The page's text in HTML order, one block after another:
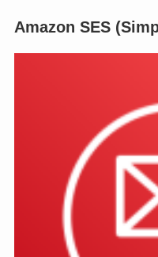
Amazon SES